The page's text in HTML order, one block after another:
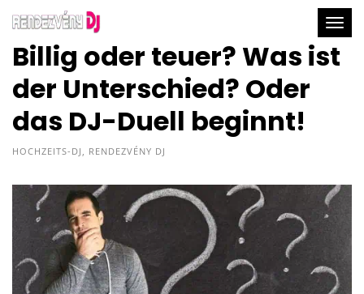
Billig oder teuer? Was ist
der Unterschied? Oder
das DJ-Duell beginnt!
HOCHZEITS-DJ , RENDEZVÉNY DJ